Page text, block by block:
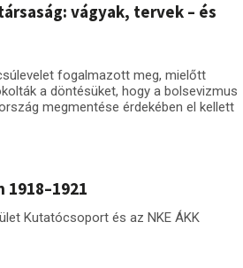
vágyak, tervek – és
fogalmazott meg, mielőtt
a döntésüket, hogy a bolsevizmus
megmentése érdekében el kellett
Kutatócsoport és az NKE ÁKK